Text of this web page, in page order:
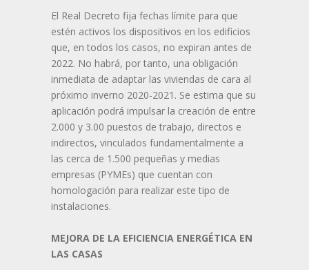
El Real Decreto fija fechas límite para que
estén activos los dispositivos en los edificios
que, en todos los casos, no expiran antes de
2022. No habrá, por tanto, una obligación
inmediata de adaptar las viviendas de cara al
próximo inverno 2020-2021. Se estima que su
aplicación podrá impulsar la creación de entre
2.000 y 3.00 puestos de trabajo, directos e
indirectos, vinculados fundamentalmente a
las cerca de 1.500 pequeñas y medias
empresas (PYMEs) que cuentan con
homologación para realizar este tipo de
instalaciones.
MEJORA DE LA EFICIENCIA ENERGÉTICA EN
LAS CASAS